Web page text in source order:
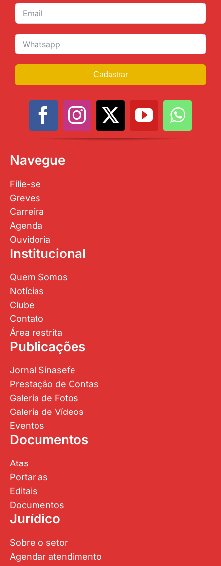
Cadastrar
Navegue
Filie-se
Greves
Carreira
Agenda
Ouvidoria
Institucional
Quem Somos
Notícias
Clube
Contato
Área restrita
Publicações
Jornal Sinasefe
Prestação de Contas
Galeria de Fotos
Galeria de Vídeos
Eventos
Documentos
Atas
Portarias
Editais
Documentos
Jurídico
Sobre o setor
Agendar atendimento